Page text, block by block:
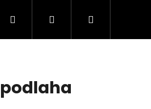
Obchodní podmínky FAQ
Hledat PřihlášeníNákupní